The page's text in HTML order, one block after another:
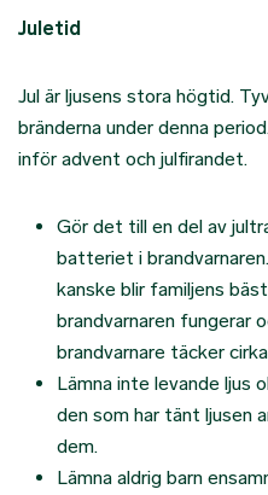
Juletid
Jul är ljusens stora högtid.
bränderna under denna
inför advent och julfirandet.
Gör det till en del av
batteriet i
kanske blir familjens
brandvarnaren fungerar
brandvarnare täcker
Lämna inte levande ljus
den som har tänt ljusen
dem.
Lämna aldrig barn